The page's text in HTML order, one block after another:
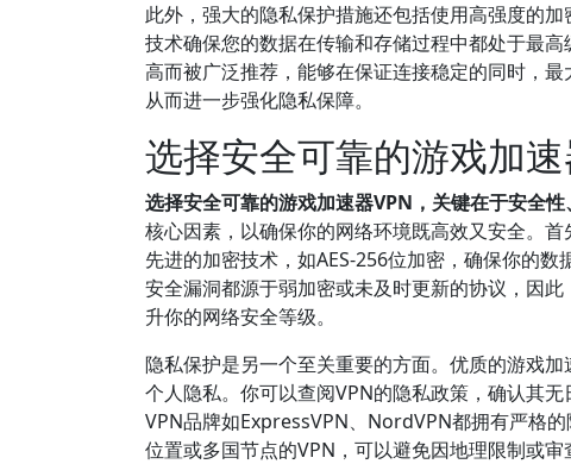
此外，强大的隐私保护措施还包括使用高强度的
技术确保您的数据在传输和存储过程中都处于最
高而被广泛推荐，能够在保证连接稳定的同时，
从而进一步强化隐私保障。
选择安全可靠的游戏加
选择安全可靠的游戏加速器VPN，关键在于安全性
核心因素，以确保你的网络环境既高效又安全。
先进的加密技术，如AES-256位加密，确保你的
安全漏洞都源于弱加密或未及时更新的协议，因
升你的网络安全等级。
隐私保护是另一个至关重要的方面。优质的游戏
个人隐私。你可以查阅VPN的隐私政策，确认其
VPN品牌如ExpressVPN、NordVPN都拥有严格
位置或多国节点的VPN，可以避免因地理限制或审